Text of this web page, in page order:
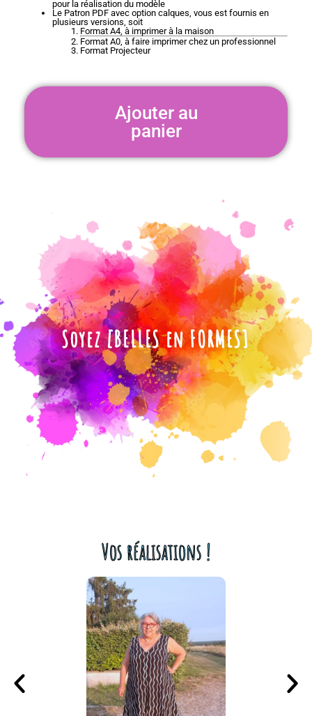
pour la réalisation du modèle
Le Patron PDF avec option calques, vous est fournis en
plusieurs versions, soit
Format A4, à imprimer à la maison
Format A0, à faire imprimer chez un professionnel
Format Projecteur
Ajouter au
panier
Soyez [BELLES en FORMES]
Vos réalisations !